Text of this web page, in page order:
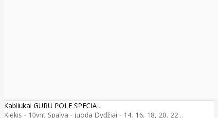
Kabliukai GURU POLE SPECIAL
Kiekis - 10vnt Spalva - juoda Dydžiai - 14, 16, 18, 20, 22 ..